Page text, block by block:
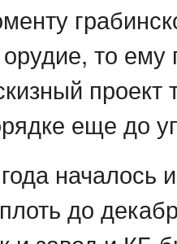
то
еще до
началось
до